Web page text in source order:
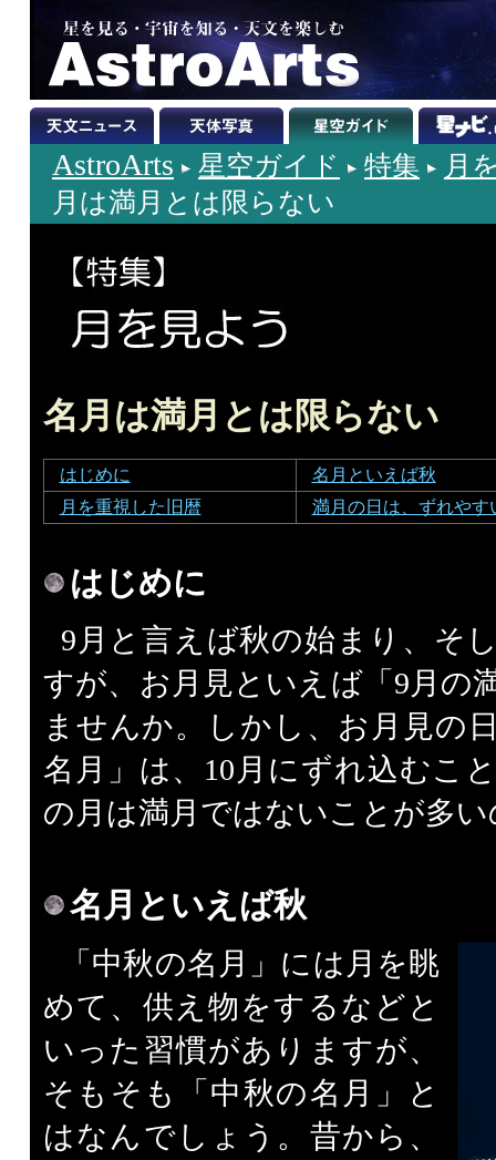
AstroArts 星空ガイド 特集
月
月は満月とは限らない
名月は満月とは限らない
はじめに
名月といえば秋
月を重視した旧暦
満月の日は、ずれやす
はじめに
9月と言えば秋の始まり、そ
すが、お月見といえば「9月の
ませんか。しかし、お月見の
名月」は、10月にずれ込むこ
の月は満月ではないことが多
名月といえば秋
「中秋の名月」には月を眺
めて、供え物をするなどと
いった習慣がありますが、
そもそも「中秋の名月」と
はなんでしょう。昔から、